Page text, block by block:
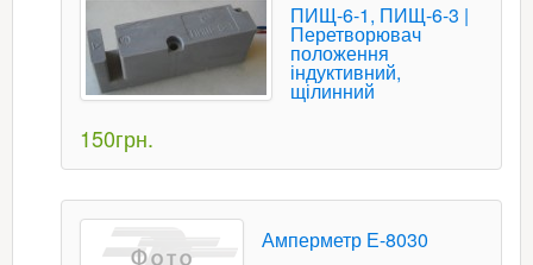
ПИЩ-6-1, ПИЩ-6-3 |
Перетворювач
положення
індуктивний,
щілинний
150грн.
Амперметр Е-8030